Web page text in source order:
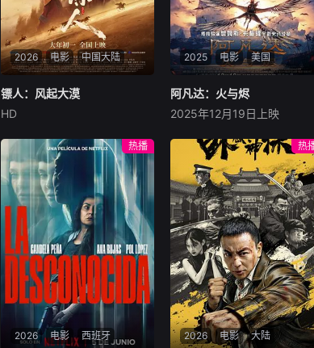
2026 电影 中国大陆
镖人：风起大漠
大漠之上，镖人、官府、西域
五大家族等多方势力盘根错
节、暗潮涌动。“天字第二号
逃犯”刀马接下特殊押镖任
务，和同伴一起从西域护镖远
赴长安。不料，他们的护送对
象竟是“天字第一号逃犯”知世
郎……天下熙熙皆为利来，各
方势力闻风入局，抢镖厮杀接
连上演……
镖人：风起大漠
HD
2025 电影 美国
阿凡达：火与烬
萨姆·沃辛顿
佐伊·索尔达娜
影片聚焦杰克·萨利与奈蒂莉一
家的命运起伏，在前作的情感
余波之上，深刻描绘一个家族
在战火中如何成长、并共同守
护血脉相连的情感纽带的历
程，从而将故事推向更具张力
的全新维度。此外，潘多拉的
全新领域也即将揭晓
阿凡达：火与烬
2025年12月19日上映
2026 电影 西班牙
热播
2026 电影 大陆
热